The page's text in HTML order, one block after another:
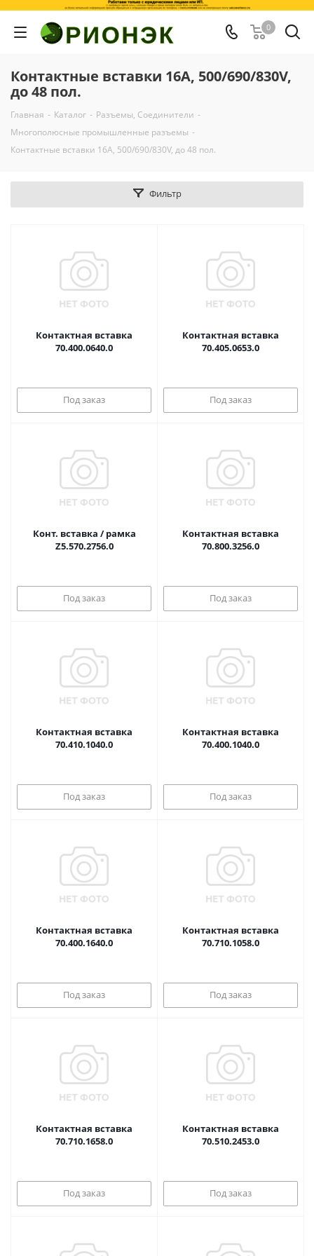
0
Контактные вставки 16А, 500/690/830V,
до 48 пол.
Главная - Каталог - Разъемы, Соединители -
Многополюсные промышленные разъемы -
Контактные вставки 16А, 500/690/830V, до 48 пол.
Фильтр
Контактная вставка
70.400.0640.0
Под заказ
Контактная вставка
70.405.0653.0
Под заказ
Конт. вставка / рамка
Z5.570.2756.0
Под заказ
Контактная вставка
70.800.3256.0
Под заказ
Контактная вставка
70.410.1040.0
Под заказ
Контактная вставка
70.400.1040.0
Под заказ
Контактная вставка
70.400.1640.0
Под заказ
Контактная вставка
70.710.1058.0
Под заказ
Контактная вставка
70.710.1658.0
Под заказ
Контактная вставка
70.510.2453.0
Под заказ